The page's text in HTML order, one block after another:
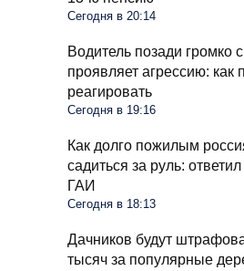
Сегодня в 20:14
Водитель позади громко
проявляет агрессию: как
реагировать
Сегодня в 19:16
Как долго пожилым
садиться за руль:
ГАИ
Сегодня в 18:13
Дачников будут
тысяч за популярные